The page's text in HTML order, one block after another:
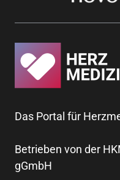
Das Portal für
Betrieben von der
gGmbH